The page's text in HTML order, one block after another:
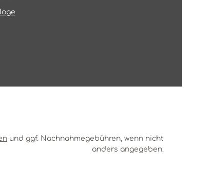
und ggf. Nachnahmegebühren, wenn nicht
anders angegeben.